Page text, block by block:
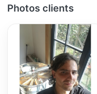
Photos clients